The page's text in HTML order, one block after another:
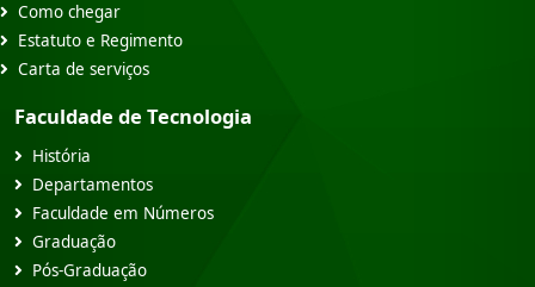
Como chegar
Estatuto e Regimento
Carta de serviços
Faculdade de Tecnologia
História
Departamentos
Faculdade em Números
Graduação
Pós-Graduação